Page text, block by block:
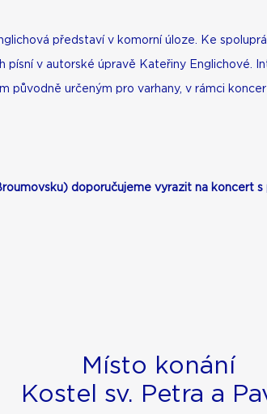
představí v komorní úloze. Ke
v autorské úpravě Kateřiny Englichové.
původně určeným pro varhany, v rámci
doporučujeme vyrazit na koncert s
Místo konání
Kostel sv. Petra a